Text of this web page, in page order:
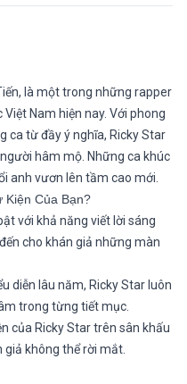
là một trong những rapper
Nam hiện nay. Với phong
ca từ đầy ý nghĩa, Ricky Star
hâm mộ. Những ca khúc
anh vươn lên tầm cao mới.
Kiện Của Bạn?
với khả năng viết lời sáng
cho khán giả những màn
diễn lâu năm, Ricky Star luôn
trong từng tiết mục.
của Ricky Star trên sân khấu
giả không thể rời mắt.